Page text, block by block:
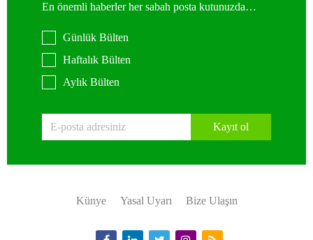
En önemli haberler her sabah posta kutunuzda…
Günlük Bülten
Haftalık Bülten
Aylık Bülten
Kayıt ol
Künye Yasal Uyarı Bize Ulaşın